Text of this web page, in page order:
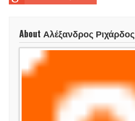
About Αλέξανδρος Ριχάρδος